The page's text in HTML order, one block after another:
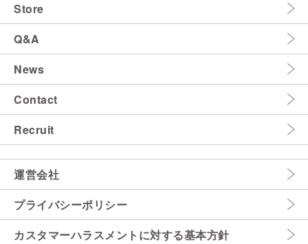
Store
Q&A
News
Contact
Recruit
運営会社
プライバシーポリシー
カスタマーハラスメントに対する基本方針